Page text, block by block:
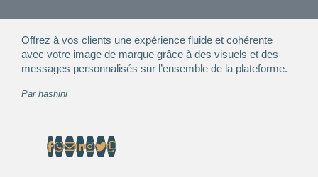
Offrez à vos clients une expérience fluide et cohérente
avec votre image de marque grâce à des visuels et des
messages personnalisés sur l’ensemble de la plateforme.
Par hashini